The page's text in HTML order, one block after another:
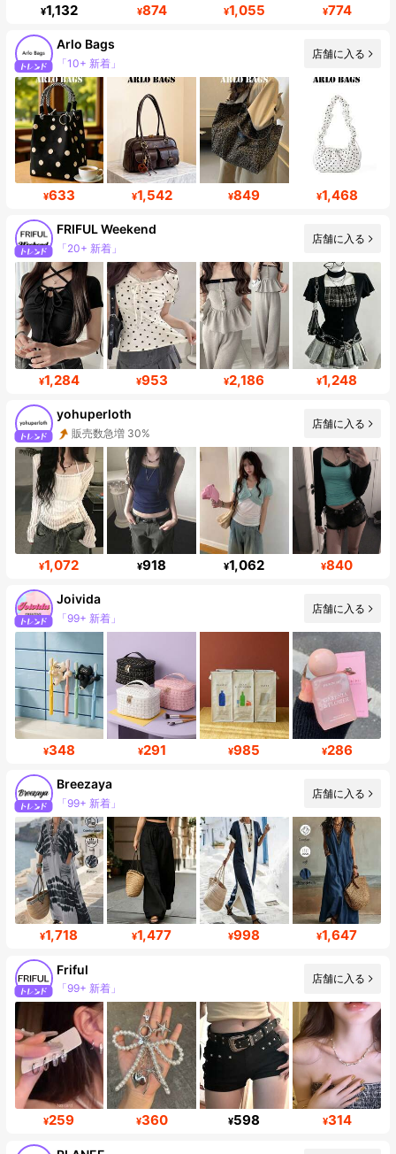
¥1,132 ¥874 ¥1,055 ¥774
Arlo Bags
フォロワー 10K
店舗に入る
¥633 ¥1,542 ¥849 ¥1,468
FRIFUL Weekend
「20+ 新着」
フォロワー 342K
店舗に入る
¥1,284 ¥953 ¥2,186 ¥1,248
yohuperloth
販売数急増 30%
フォロワー数急増 43%
店舗に入る
¥1,072 ¥918 ¥1,062 ¥840
Joivida
「99+ 新着」
フォロワー 293K
店舗に入る
¥348 ¥291 ¥985 ¥286
Breezaya
「99+ 新着」
フォロワー数急増 16%
店舗に入る
¥1,718 ¥1,477 ¥998 ¥1,647
Friful
フォロワー 619K
店舗に入る
¥259 ¥360 ¥598 ¥314